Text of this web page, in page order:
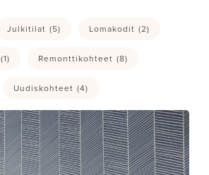
Julkitilat (5) Lomakodit (2)
(1) Remonttikohteet (8)
Uudiskohteet (4)